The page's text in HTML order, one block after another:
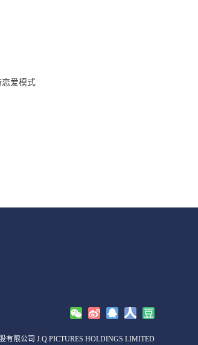
恋爱模式
有限公司 J.Q.PICTURES HOLDINGS LIMITED